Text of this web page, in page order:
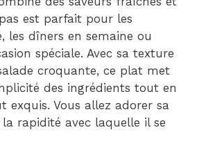
est parfait pour les
les dîners en semaine ou
spéciale. Avec sa texture
croquante, ce plat met
des ingrédients tout en
Vous allez adorer sa
rapidité avec laquelle il se